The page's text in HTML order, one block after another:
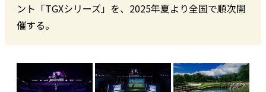
ント「TGXシリーズ」を、2025年夏より全国で順次開
催する。